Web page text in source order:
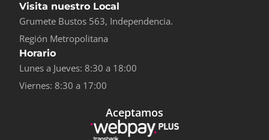
Visita nuestro Local
Grumete Bustos 563, Independencia.
Región Metropolitana
Horario
Lunes a Jueves: 8:30 a 18:00
Viernes: 8:30 a 17:00
Aceptamos